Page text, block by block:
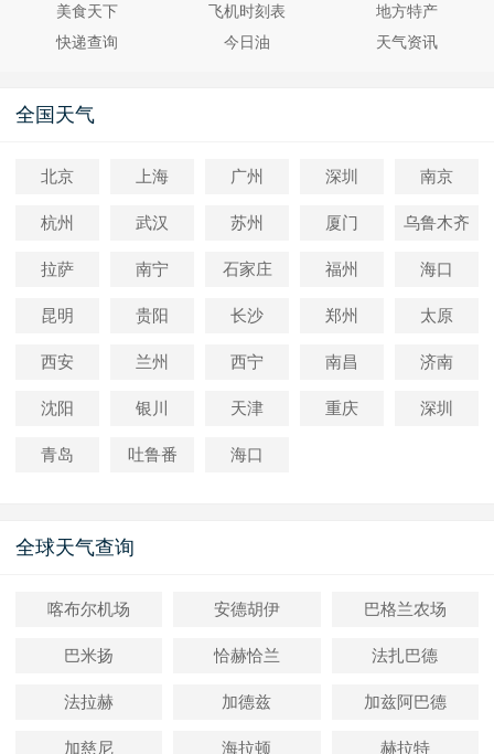
美食天下
飞机时刻表
地方特产
快递查询
今日油 天气资讯
全国天气
北京 上海 广州 深圳 南京
杭州 武汉 苏州 厦门 乌鲁木齐
拉萨 南宁 石家庄 福州 海口
昆明 贵阳 长沙 郑州 太原
西安 兰州 西宁 南昌 济南
沈阳 银川 天津 重庆 深圳
青岛 吐鲁番 海口
全球天气查询
喀布尔机场 安德胡伊 巴格兰农场
巴米扬 恰赫恰兰 法扎巴德
法拉赫 加德兹 加兹阿巴德
加慈尼 海拉顿 赫拉特